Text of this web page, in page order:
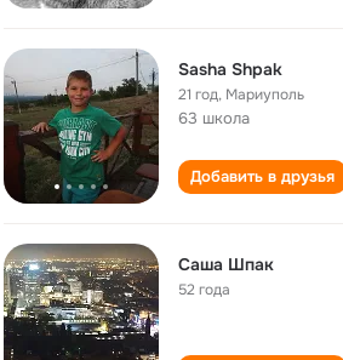
Sasha Shpak
21 год, Мариуполь
63 школа
Добавить в друзья
Саша Шпак
52 года